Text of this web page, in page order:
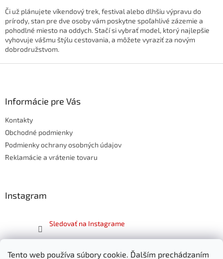
Tento web používa súbory cookie. Ďalším prechádzaním
Či už plánujete víkendový trek, festival alebo dlhšiu výpravu do
prírody, stan pre dve osoby vám poskytne spoľahlivé zázemie a
pohodlné miesto na oddych. Stačí si vybrať model, ktorý najlepšie
vyhovuje vášmu štýlu cestovania, a môžete vyraziť za novým
dobrodružstvom.
Informácie pre Vás
Kontakty
Obchodné podmienky
Podmienky ochrany osobných údajov
Reklamácie a vrátenie tovaru
Instagram
Sledovať na Instagrame
Facebook